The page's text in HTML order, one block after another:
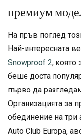
премиум
На пръв поглед
Най-интересната
Snowproof 2, която
беше доста
първо да
Организацията за
обединение на три
Auto Club Europa,